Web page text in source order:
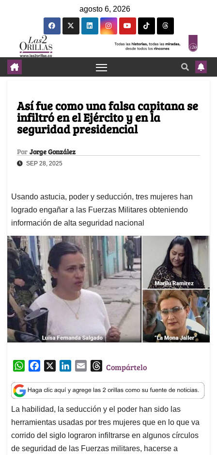
agosto 6, 2026
Así fue como una falsa capitana se
infiltró en el Ejército y en la
seguridad presidencial
Por Jorge González
SEP 28, 2025
Usando astucia, poder y seducción, tres mujeres han
logrado engañar a las Fuerzas Militares obteniendo
información de alta seguridad nacional
W
a
t
s
A
p
p
c
e
b
o
o
k
n
k
e
d
I
n
a
i
l
T
r
e
a
d
s
Compártelo
La habilidad, la seducción y el poder han sido las
herramientas usadas por tres mujeres que en lo que va
corrido del siglo lograron infiltrarse en algunos círculos
de seguridad de las Fuerzas militares, hacerse a